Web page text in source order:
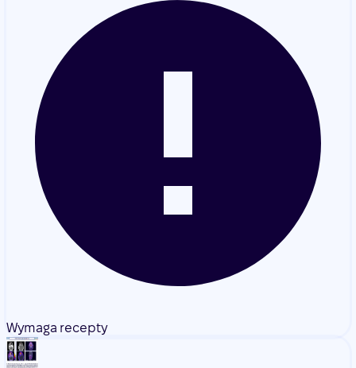
Wymaga recepty